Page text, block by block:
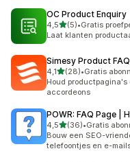
OC Product Enquiry
4,5van 5 sterren
(5)
5 recensies in totaal
•Gratis
Laat klanten
Simesy Product
4,1van 5 sterren
(28)
28 recensies in totaal
•Gratis
Houd
accordeons
POWR: FAQ Page |
4,5van 5 sterren
(36)
36 recensies in totaal
•Gratis
Bouw een SEO-
telefoontjes en e-